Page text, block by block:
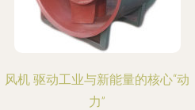
风机 驱动工业与新能量的核心“动
力”